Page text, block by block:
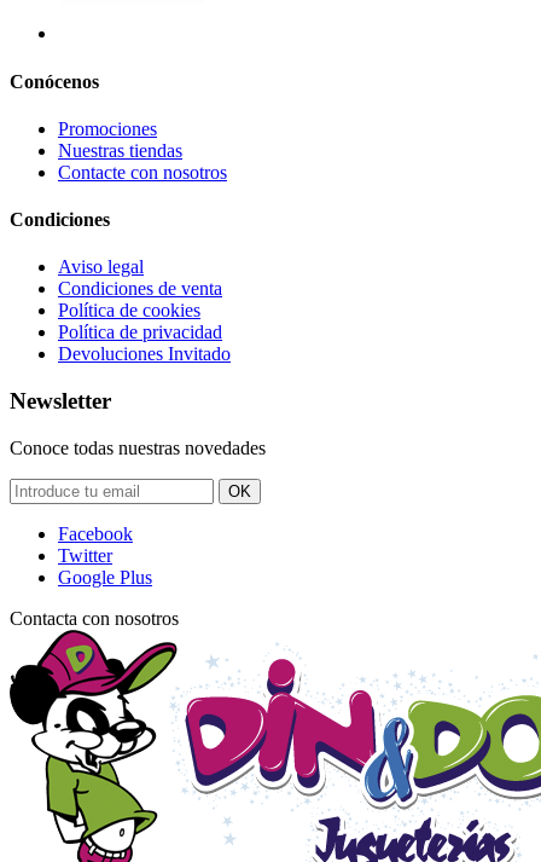
Conócenos
Promociones
Nuestras tiendas
Contacte con nosotros
Condiciones
Aviso legal
Condiciones de venta
Política de cookies
Política de privacidad
Devoluciones Invitado
Newsletter
Conoce todas nuestras novedades
OK
Facebook
Twitter
Google Plus
Contacta con nosotros